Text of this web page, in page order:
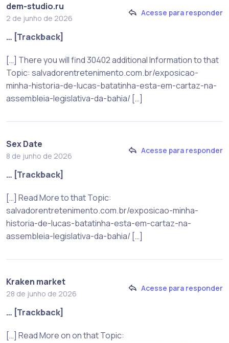
dem-studio.ru
2 de junho de 2026
Acesse para responder
… [Trackback]
[…] There you will find 30402 additional Information to that
Topic: salvadorentretenimento.com.br/exposicao-
minha-historia-de-lucas-batatinha-esta-em-cartaz-na-
assembleia-legislativa-da-bahia/ […]
Sex Date
8 de junho de 2026
Acesse para responder
… [Trackback]
[…] Read More to that Topic:
salvadorentretenimento.com.br/exposicao-minha-
historia-de-lucas-batatinha-esta-em-cartaz-na-
assembleia-legislativa-da-bahia/ […]
Kraken market
28 de junho de 2026
Acesse para responder
… [Trackback]
[…] Read More on on that Topic: